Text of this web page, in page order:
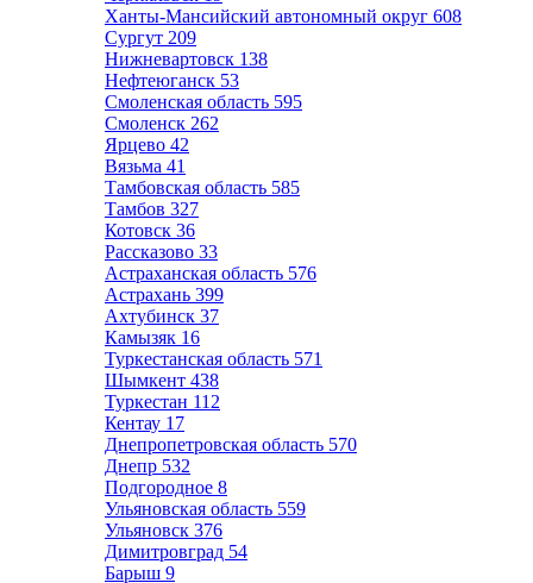
Ханты-Мансийский автономный округ 608
Сургут 209
Нижневартовск 138
Нефтеюганск 53
Смоленская область 595
Смоленск 262
Ярцево 42
Вязьма 41
Тамбовская область 585
Тамбов 327
Котовск 36
Рассказово 33
Астраханская область 576
Астрахань 399
Ахтубинск 37
Камызяк 16
Туркестанская область 571
Шымкент 438
Туркестан 112
Кентау 17
Днепропетровская область 570
Днепр 532
Подгородное 8
Ульяновская область 559
Ульяновск 376
Димитровград 54
Барыш 9